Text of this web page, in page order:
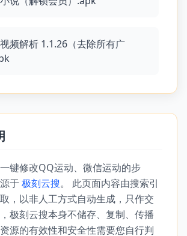
频解析 1.1.26（去除所有广
一键修改QQ运动、微信运动的步
于极刻云搜。 此页面内容由搜索引
，以非人工方式自动生成，只作交
极刻云搜本身不储存、复制、传播
源的有效性和安全性需要您自行判